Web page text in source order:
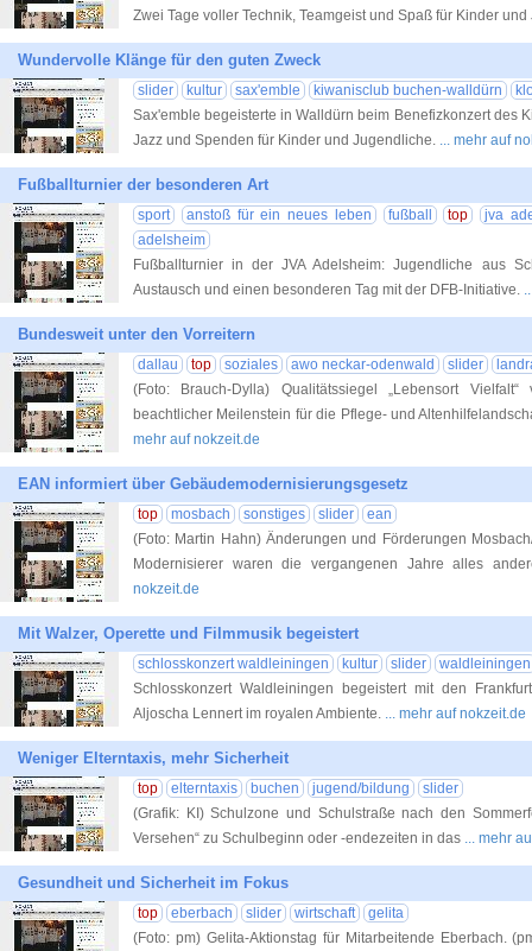
Zwei Tage voller Technik, Teamgeist und Spaß für Kinder
Wundervolle Klänge für den guten Zweck
slider kultur sax'emble kiwanisclub buchen-walldürn
Sax'emble begeisterte in Walldürn beim Benefizkonzert des
Jazz und Spenden für Kinder und Jugendliche. ... mehr auf
Fußballturnier der besonderen Art
sport anstoß für ein neues leben fußball top
jva
adelsheim
Fußballturnier in der JVA Adelsheim: Jugendliche aus
Austausch und einen besonderen Tag mit der DFB-Initiative.
Bundesweit unter den Vorreitern
dallau top soziales awo neckar-odenwald slider
(Foto: Brauch-Dylla) Qualitätssiegel „Lebensort
beachtlicher Meilenstein für die Pflege- und
mehr auf nokzeit.de
EAN informiert über Gebäudemodernisierungsgesetz
top mosbach sonstiges slider
ean
(Foto: Martin Hahn) Änderungen und Förderungen
Modernisierer waren die vergangenen Jahre alles
nokzeit.de
Mit Walzer, Operette und Filmmusik begeistert
schlosskonzert waldleiningen kultur slider
waldleiningen
Schlosskonzert Waldleiningen begeistert mit den
Aljoscha Lennert im royalen Ambiente. ... mehr auf nokzeit.de
Weniger Elterntaxis, mehr Sicherheit
top elterntaxis buchen jugend/bildung
slider
(Grafik: KI) Schulzone und Schulstraße nach den
Versehen“ zu Schulbeginn oder -endezeiten in das ... mehr
Gesundheit und Sicherheit im Fokus
top eberbach slider wirtschaft
gelita
(Foto: pm) Gelita-Aktionstag für Mitarbeitende Eberbach.